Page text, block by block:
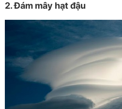
2. Đám mây hạt đậu